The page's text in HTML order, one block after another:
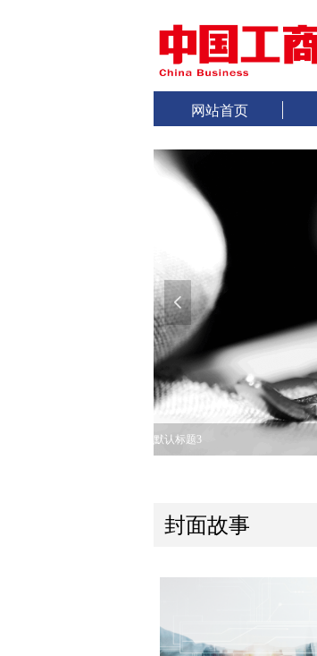
网站首页
默认标题3
넳
封面故事